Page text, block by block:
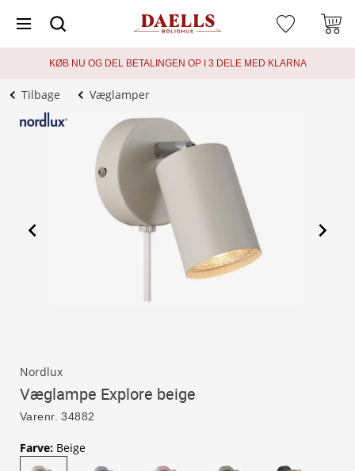
KØB NU OG DEL BETALINGEN OP I 3 DELE MED KLARNA
Tilbage Væglamper
Nordlux
Væglampe Explore beige
Varenr. 34882
Farve: Beige